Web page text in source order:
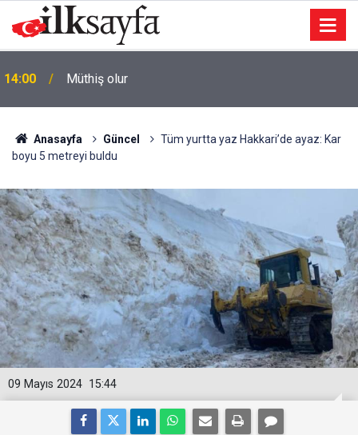
14:00 Müthiş olur
Anasayfa Güncel
Tüm yurtta yaz Hakkari’de ayaz: Kar
boyu 5 metreyi buldu
15:44
09 Mayıs 2024